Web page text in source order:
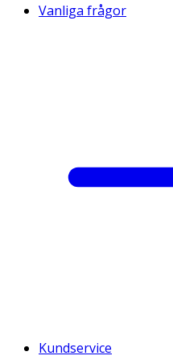
Vanliga frågor
Kundservice